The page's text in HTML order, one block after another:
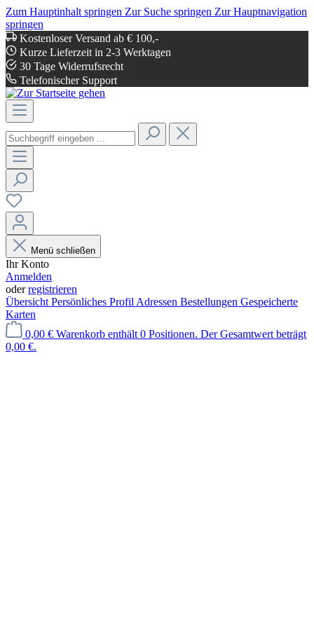
Zum Hauptinhalt springen Zur Suche springen Zur Hauptnavigation
springen
Kostenloser Versand ab € 100,-
Kurze Lieferzeit in 2-3 Werktagen
30 Tage Widerrufsrecht
Telefonischer Support
Menü schließen
Ihr Konto
Anmelden
oderregistrieren
Übersicht Persönliches Profil Adressen Bestellungen Gespeicherte
Karten
0,00 € Warenkorb enthält 0 Positionen. Der Gesamtwert beträgt
0,00 €.